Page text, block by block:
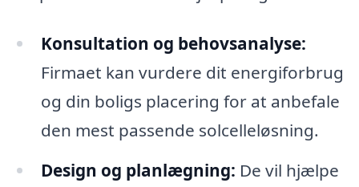
Konsultation og behovsanalyse:
Firmaet kan vurdere dit energiforbrug
og din boligs placering for at anbefale
den mest passende solcelleløsning.
Design og planlægning: De vil hjælpe